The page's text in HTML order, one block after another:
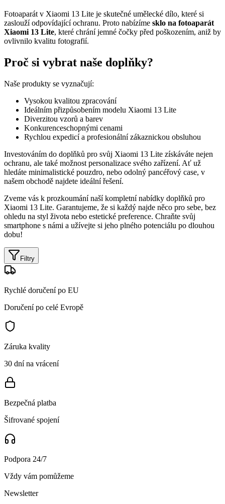
Fotoaparát v Xiaomi 13 Lite je skutečné umělecké dílo, které si
zaslouží odpovídající ochranu. Proto nabízíme sklo na fotoaparát
Xiaomi 13 Lite, které chrání jemné čočky před poškozením, aniž by
ovlivnilo kvalitu fotografií.
Proč si vybrat naše doplňky?
Naše produkty se vyznačují:
Vysokou kvalitou zpracování
Ideálním přizpůsobením modelu Xiaomi 13 Lite
Diverzitou vzorů a barev
Konkurenceschopnými cenami
Rychlou expedicí a profesionální zákaznickou obsluhou
Investováním do doplňků pro svůj Xiaomi 13 Lite získáváte nejen
ochranu, ale také možnost personalizace svého zařízení. Ať už
hledáte minimalistické pouzdro, nebo odolný pancéřový case, v
našem obchodě najdete ideální řešení.
Zveme vás k prozkoumání naší kompletní nabídky doplňků pro
Xiaomi 13 Lite. Garantujeme, že si každý najde něco pro sebe, bez
ohledu na styl života nebo estetické preference. Chraňte svůj
smartphone s námi a užívejte si jeho plného potenciálu po dlouhou
dobu!
Filtry
Rychlé doručení po EU
Doručení po celé Evropě
Záruka kvality
30 dní na vrácení
Bezpečná platba
Šifrované spojení
Podpora 24/7
Vždy vám pomůžeme
Newsletter